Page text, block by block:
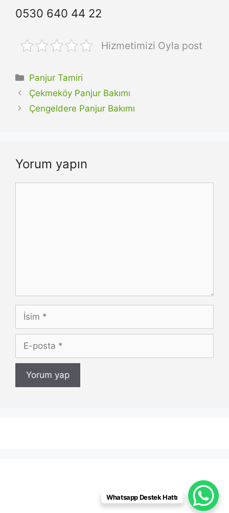
0530 640 44 22
Hizmetimizi Oyla post
Kategoriler
Panjur Tamiri
Çekmeköy Panjur Bakımı
Çengeldere Panjur Bakımı
Yorum yapın
İsim
posta
Whatsapp Destek Hattı